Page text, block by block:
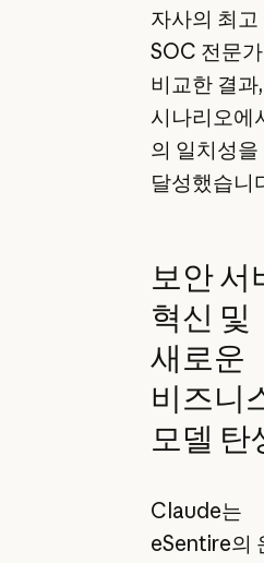
자사의 최고
SOC 전문
비교한 결과
시나리오에
의 일치성을
달성했습니
보안 서
혁신 및
새로운
비즈니
모델 탄
Claude는
eSentire의